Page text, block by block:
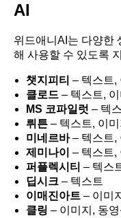
AI
위드애니AI는 다양한
해 사용할 수 있도록
챗지피티 – 텍스트,
클로드 – 텍스트,
MS 코파일럿 – 텍
뤼튼 – 텍스트, 이
미네르바– 텍스트,
제미나이 – 텍스트,
퍼플렉시티 – 텍스
딥시크 – 텍스트
이매진아트 – 이미지
클링 – 이미지, 동